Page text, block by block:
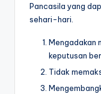
Pancasila yang
sehari-hari.
Mengadakan
keputusan
Tidak